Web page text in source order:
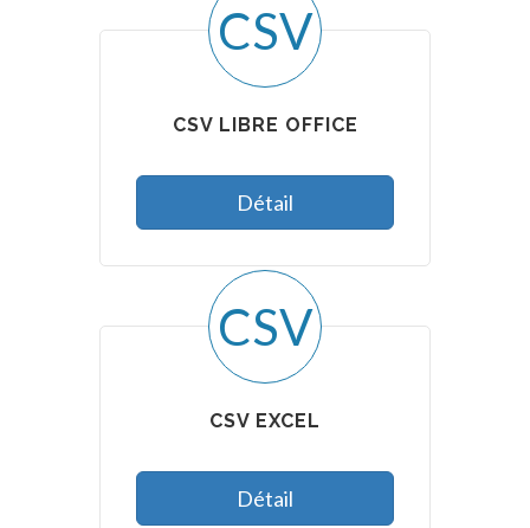
CSV
CSV LIBRE OFFICE
Détail
CSV
CSV EXCEL
Détail